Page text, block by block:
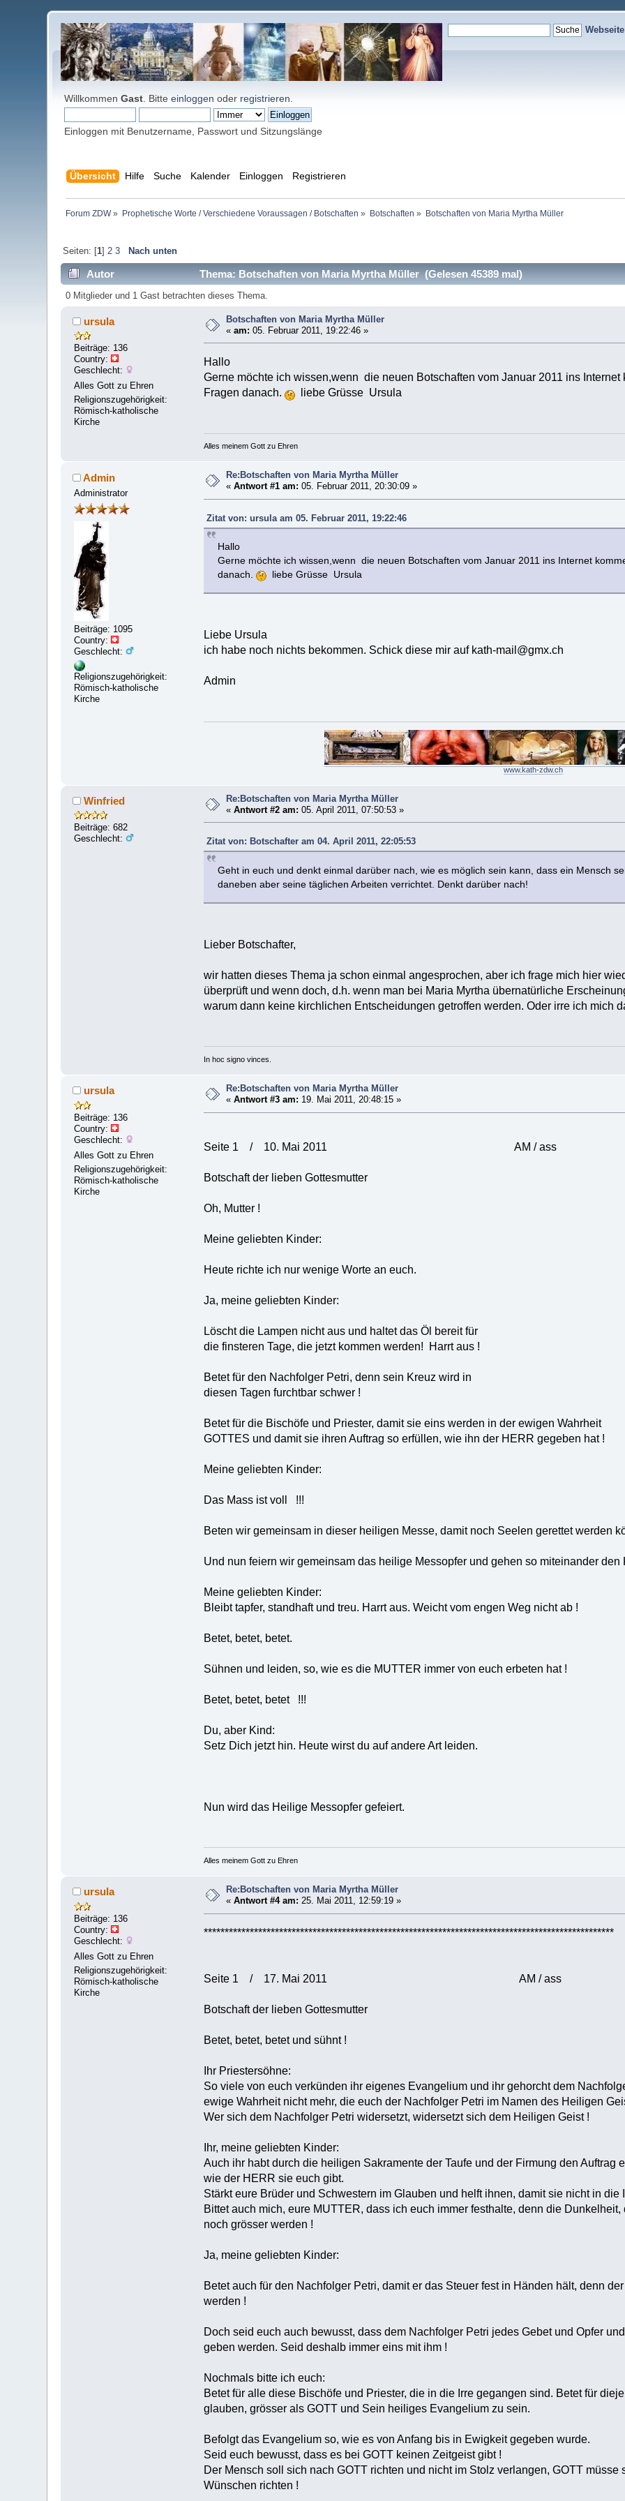
WillkommenGast . Bitteeinloggen oder registrieren
Einloggen mit Benutzername, Passwort und Sitzungslänge
Übersicht Hilfe Suche Kalender Einloggen Registrieren
Forum ZDW» Prophetische Worte / Verschiedene Voraussagen / Botschaften » Botschaften » Botschaften von Maria Myrtha Müller
Seiten: [1] 2 3 Nach unten
Autor Thema: Botschaften von Maria Myrtha Müller (Gelesen 45389 mal)
0 Mitglieder und 1 Gast betrachten dieses Thema.
ursula
Beiträge: 136
Country:
Geschlecht:
Alles Gott zu Ehren
Religionszugehörigkeit:
Römisch-katholische
Kirche
Botschaften von Maria Myrtha Müller
«am: 05. Februar 2011, 19:22:46 »
Hallo
Gerne möchte ich wissen,wenn die neuen Botschaften vom Januar 2011 ins
Fragen danach.
liebe Grüsse Ursula
Alles meinem Gott zu Ehren
Admin
Administrator
Beiträge: 1095
Country:
Geschlecht:
Religionszugehörigkeit:
Römisch-katholische
Kirche
Re:Botschaften von Maria Myrtha Müller
«Antwort #1 am: 05. Februar 2011, 20:30:09 »
Zitat von: ursula am 05. Februar 2011, 19:22:46
Hallo
Gerne möchte ich wissen,wenn die neuen Botschaften vom Januar 2011 ins Internet
danach.
liebe Grüsse Ursula
Liebe Ursula
ich habe noch nichts bekommen. Schick diese mir auf kath-mail@gmx.ch
Admin
www.kath-zdw.ch
Winfried
Beiträge: 682
Geschlecht:
Re:Botschaften von Maria Myrtha Müller
«Antwort #2 am: 05. April 2011, 07:50:53 »
Zitat von: Botschafter am 04. April 2011, 22:05:53
Geht in euch und denkt einmal darüber nach, wie es möglich sein kann, dass ein Mensch
daneben aber seine täglichen Arbeiten verrichtet. Denkt darüber nach!
Lieber Botschafter,
wir hatten dieses Thema ja schon einmal angesprochen, aber ich frage mich hier
überprüft und wenn doch, d.h. wenn man bei Maria Myrtha übernatürliche
warum dann keine kirchlichen Entscheidungen getroffen werden. Oder irre ich mich
In hoc signo vinces.
ursula
Beiträge: 136
Country:
Geschlecht:
Alles Gott zu Ehren
Religionszugehörigkeit:
Römisch-katholische
Kirche
Re:Botschaften von Maria Myrtha Müller
«Antwort #3 am: 19. Mai 2011, 20:48:15 »
Seite 1 / 10. Mai 2011 AM / ass
Botschaft der lieben Gottesmutter
Oh, Mutter !
Meine geliebten Kinder:
Heute richte ich nur wenige Worte an euch.
Ja, meine geliebten Kinder:
Löscht die Lampen nicht aus und haltet das Öl bereit für
die finsteren Tage, die jetzt kommen werden! Harrt aus !
Betet für den Nachfolger Petri, denn sein Kreuz wird in
diesen Tagen furchtbar schwer !
Betet für die Bischöfe und Priester, damit sie eins werden in der ewigen Wahrheit
GOTTES und damit sie ihren Auftrag so erfüllen, wie ihn der HERR gegeben hat !
Meine geliebten Kinder:
Das Mass ist voll !!!
Beten wir gemeinsam in dieser heiligen Messe, damit noch Seelen gerettet werden
Und nun feiern wir gemeinsam das heilige Messopfer und gehen so miteinander
Meine geliebten Kinder:
Bleibt tapfer, standhaft und treu. Harrt aus. Weicht vom engen Weg nicht ab !
Betet, betet, betet.
Sühnen und leiden, so, wie es die MUTTER immer von euch erbeten hat !
Betet, betet, betet !!!
Du, aber Kind:
Setz Dich jetzt hin. Heute wirst du auf andere Art leiden.
Nun wird das Heilige Messopfer gefeiert.
Alles meinem Gott zu Ehren
ursula
Beiträge: 136
Country:
Geschlecht:
Alles Gott zu Ehren
Religionszugehörigkeit:
Römisch-katholische
Kirche
Re:Botschaften von Maria Myrtha Müller
«Antwort #4 am: 25. Mai 2011, 12:59:19 »
**************************************************************************************************
Seite 1 / 17. Mai 2011 AM / ass
Botschaft der lieben Gottesmutter
Betet, betet, betet und sühnt !
Ihr Priestersöhne:
So viele von euch verkünden ihr eigenes Evangelium und ihr gehorcht dem
ewige Wahrheit nicht mehr, die euch der Nachfolger Petri im Namen des Heiligen
Wer sich dem Nachfolger Petri widersetzt, widersetzt sich dem Heiligen Geist !
Ihr, meine geliebten Kinder:
Auch ihr habt durch die heiligen Sakramente der Taufe und der Firmung den Auftrag
wie der HERR sie euch gibt.
Stärkt eure Brüder und Schwestern im Glauben und helft ihnen, damit sie nicht in die
Bittet auch mich, eure MUTTER, dass ich euch immer festhalte, denn die
noch grösser werden !
Ja, meine geliebten Kinder:
Betet auch für den Nachfolger Petri, damit er das Steuer fest in Händen hält, denn
werden !
Doch seid euch auch bewusst, dass dem Nachfolger Petri jedes Gebet und Opfer
geben werden. Seid deshalb immer eins mit ihm !
Nochmals bitte ich euch:
Betet für alle diese Bischöfe und Priester, die in die Irre gegangen sind. Betet für
glauben, grösser als GOTT und Sein heiliges Evangelium zu sein.
Befolgt das Evangelium so, wie es von Anfang bis in Ewigkeit gegeben wurde.
Seid euch bewusst, dass es bei GOTT keinen Zeitgeist gibt !
Der Mensch soll sich nach GOTT richten und nicht im Stolz verlangen, GOTT
Wünschen richten !